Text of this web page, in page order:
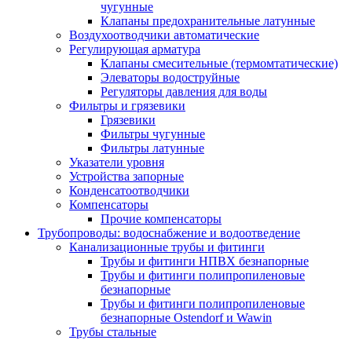
чугунные
Клапаны предохранительные латунные
Воздухоотводчики автоматические
Регулирующая арматура
Клапаны смесительные (термомтатические)
Элеваторы водоструйные
Регуляторы давления для воды
Фильтры и грязевики
Грязевики
Фильтры чугунные
Фильтры латунные
Указатели уровня
Устройства запорные
Конденсатоотводчики
Компенсаторы
Прочие компенсаторы
Трубопроводы: водоснабжение и водоотведение
Канализационные трубы и фитинги
Трубы и фитинги НПВХ безнапорные
Трубы и фитинги полипропиленовые
безнапорные
Трубы и фитинги полипропиленовые
безнапорные Ostendorf и Wawin
Трубы стальные